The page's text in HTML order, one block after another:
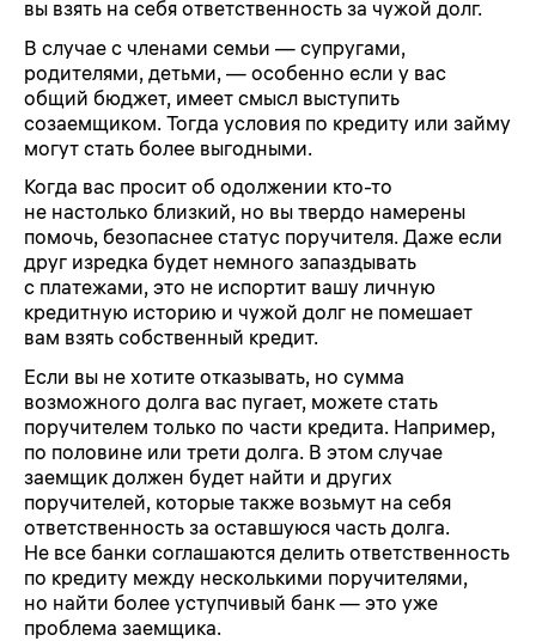
вы взять на себя ответственность за чужой долг.
В случае с членами семьи — супругами,
родителями, детьми, — особенно если у вас
общий бюджет, имеет смысл выступить
созаемщиком. Тогда условия по кредиту или займу
могут стать более выгодными.
Когда вас просит об одолжении кто-то
не настолько близкий, но вы твердо намерены
помочь, безопаснее статус поручителя. Даже если
друг изредка будет немного запаздывать
с платежами, это не испортит вашу личную
кредитную историю и чужой долг не помешает
вам взять собственный кредит.
Если вы не хотите отказывать, но сумма
возможного долга вас пугает, можете стать
поручителем только по части кредита. Например,
по половине или трети долга. В этом случае
заемщик должен будет найти и других
поручителей, которые также возьмут на себя
ответственность за оставшуюся часть долга.
Не все банки соглашаются делить ответственность
по кредиту между несколькими поручителями,
но найти более уступчивый банк — это уже
проблема заемщика.